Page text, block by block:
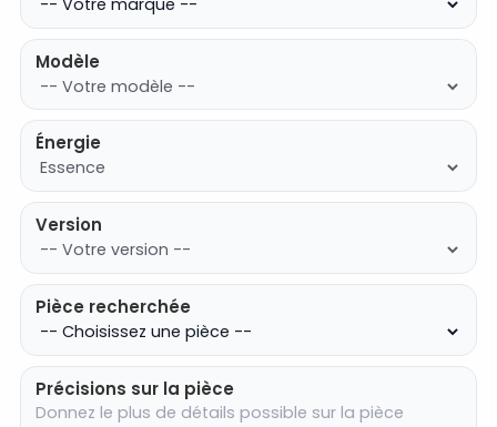
Modèle
Énergie
Version
Pièce recherchée
Précisions sur la pièce